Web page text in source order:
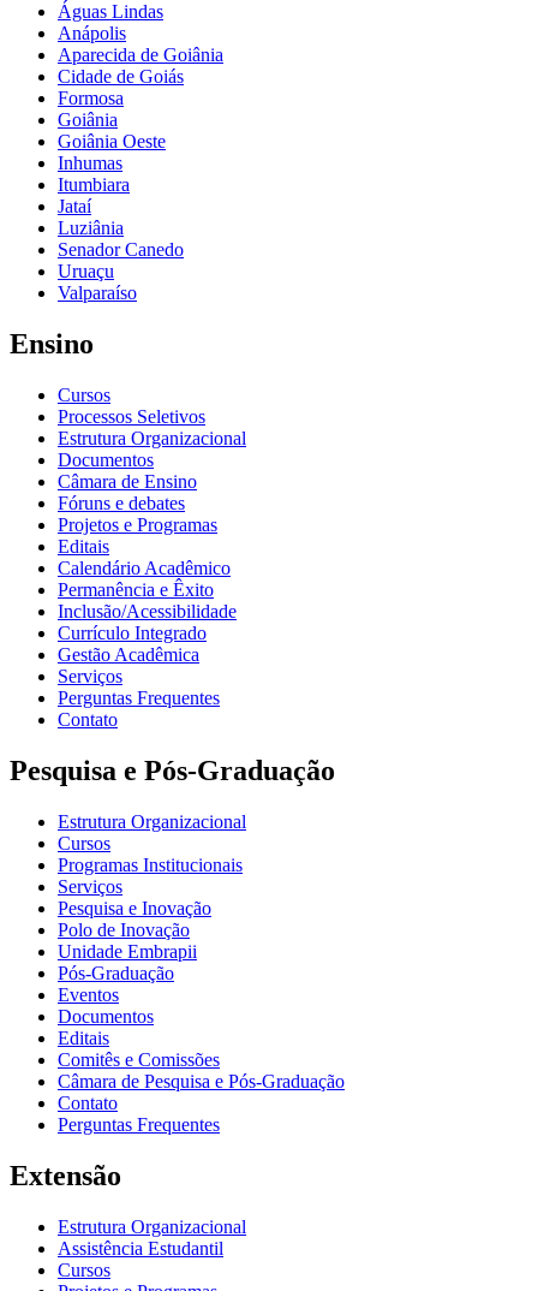
Águas Lindas
Anápolis
Aparecida de Goiânia
Cidade de Goiás
Formosa
Goiânia
Goiânia Oeste
Inhumas
Itumbiara
Jataí
Luziânia
Senador Canedo
Uruaçu
Valparaíso
Ensino
Cursos
Processos Seletivos
Estrutura Organizacional
Documentos
Câmara de Ensino
Fóruns e debates
Projetos e Programas
Editais
Calendário Acadêmico
Permanência e Êxito
Inclusão/Acessibilidade
Currículo Integrado
Gestão Acadêmica
Serviços
Perguntas Frequentes
Contato
Pesquisa e Pós-Graduação
Estrutura Organizacional
Cursos
Programas Institucionais
Serviços
Pesquisa e Inovação
Polo de Inovação
Unidade Embrapii
Pós-Graduação
Eventos
Documentos
Editais
Comitês e Comissões
Câmara de Pesquisa e Pós-Graduação
Contato
Perguntas Frequentes
Extensão
Estrutura Organizacional
Assistência Estudantil
Cursos